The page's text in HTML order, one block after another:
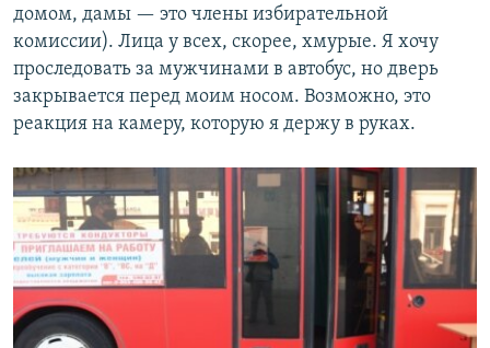
домом, дамы — это члены избирательной
комиссии). Лица у всех, скорее, хмурые. Я хочу
проследовать за мужчинами в автобус, но дверь
закрывается перед моим носом. Возможно, это
реакция на камеру, которую я держу в руках.